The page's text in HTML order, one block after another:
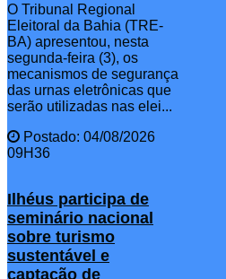
O Tribunal Regional
Eleitoral da Bahia (TRE-
BA) apresentou, nesta
segunda-feira (3), os
mecanismos de segurança
das urnas eletrônicas que
serão utilizadas nas elei...
Postado: 04/08/2026
09H36
Ilhéus participa de
seminário nacional
sobre turismo
sustentável e
captação de